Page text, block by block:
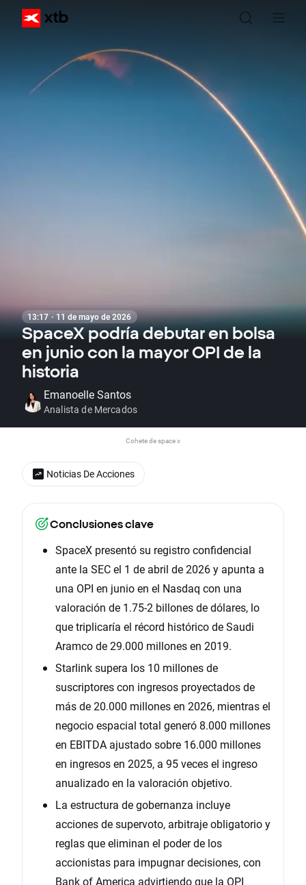
13:17 · 11 de mayo de 2026
SpaceX podría debutar en bolsa
en junio con la mayor OPI de la
historia
Emanoelle Santos
Analista de Mercados
Cohete de space x
Conclusiones clave
SpaceX presentó su registro confidencial
ante la SEC el 1 de abril de 2026 y apunta a
una OPI en junio en el Nasdaq con una
valoración de 1.75-2 billones de dólares, lo
que triplicaría el récord histórico de Saudi
Aramco de 29.000 millones en 2019.
Starlink supera los 10 millones de
suscriptores con ingresos proyectados de
más de 20.000 millones en 2026, mientras el
negocio espacial total generó 8.000 millones
en EBITDA ajustado sobre 16.000 millones
en ingresos en 2025, a 95 veces el ingreso
anualizado en la valoración objetivo.
La estructura de gobernanza incluye
acciones de supervoto, arbitraje obligatorio y
reglas que eliminan el poder de los
accionistas para impugnar decisiones, con
Bank of America advirtiendo que la OPI
Noticias De Acciones